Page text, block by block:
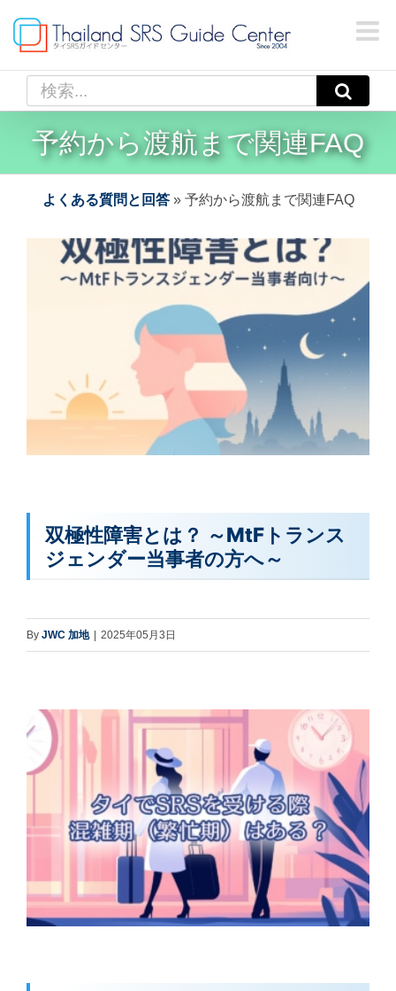
content
索
…
予約から渡航まで関連FAQ
よくある質問と回答» 予約から渡航まで関連FAQ
双極性障害とは？ ～MtFトランス
ジェンダー当事者の方へ～
By JWC 加地 | 2025年05月3日